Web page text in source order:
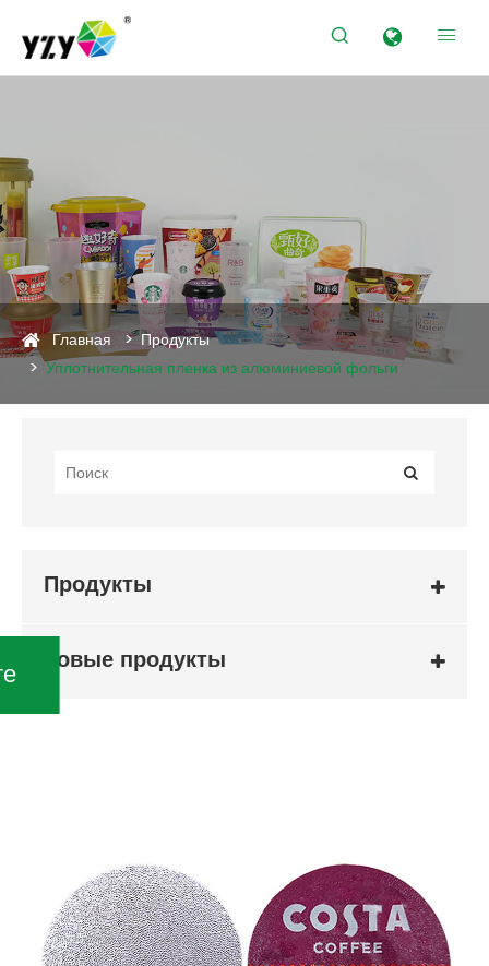
 
Продукты
Главная
Продукты
Уплотнительная пленка из алюминиевой фольги
Продукты
новые продукты